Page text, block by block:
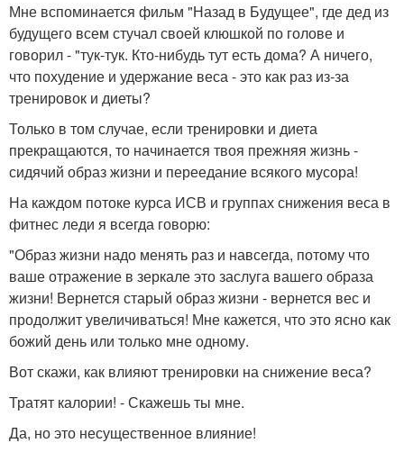
Мне вспоминается фильм "Назад в Будущее", где дед из
будущего всем стучал своей клюшкой по голове и
говорил - "тук-тук. Кто-нибудь тут есть дома? А ничего,
что похудение и удержание веса - это как раз из-за
тренировок и диеты?
Только в том случае, если тренировки и диета
прекращаются, то начинается твоя прежняя жизнь -
сидячий образ жизни и переедание всякого мусора!
На каждом потоке курса ИСВ и группах снижения веса в
фитнес леди я всегда говорю:
"Образ жизни надо менять раз и навсегда, потому что
ваше отражение в зеркале это заслуга вашего образа
жизни! Вернется старый образ жизни - вернется вес и
продолжит увеличиваться! Мне кажется, что это ясно как
божий день или только мне одному.
Вот скажи, как влияют тренировки на снижение веса?
Тратят калории! - Скажешь ты мне.
Да, но это несущественное влияние!